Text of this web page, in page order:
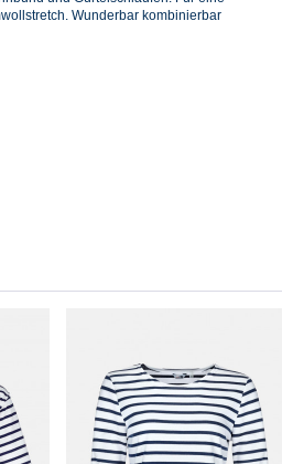
Wunderbar kombinierbar